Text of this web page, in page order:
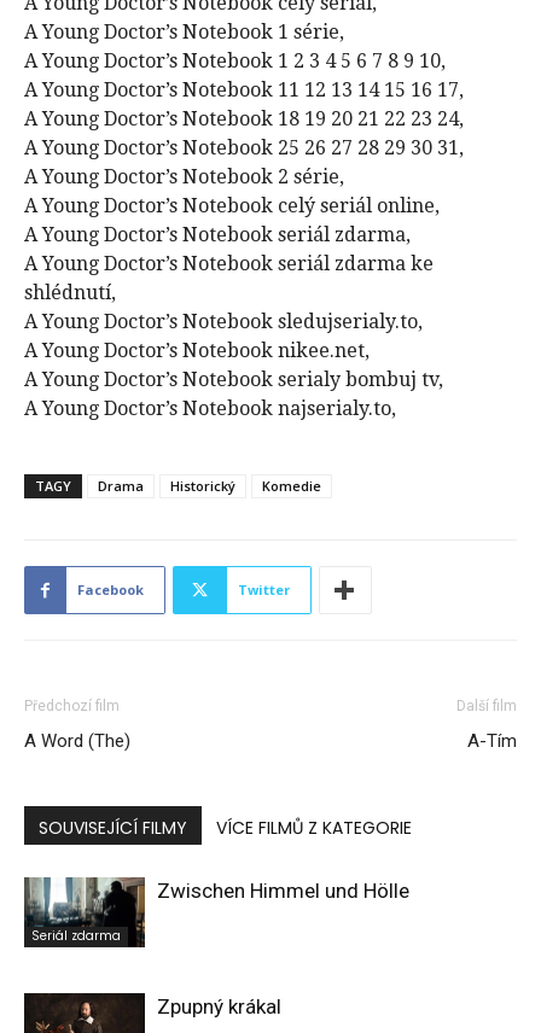
A Young Doctor’s Notebook 1 série,
A Young Doctor’s Notebook 1 2 3 4 5 6 7 8 9 10,
A Young Doctor’s Notebook 11 12 13 14 15 16 17,
A Young Doctor’s Notebook 18 19 20 21 22 23 24,
A Young Doctor’s Notebook 25 26 27 28 29 30 31,
A Young Doctor’s Notebook 2 série,
A Young Doctor’s Notebook celý seriál online,
A Young Doctor’s Notebook seriál zdarma,
A Young Doctor’s Notebook seriál zdarma ke
shlédnutí,
A Young Doctor’s Notebook sledujserialy.to,
A Young Doctor’s Notebook nikee.net,
A Young Doctor’s Notebook serialy bombuj tv,
A Young Doctor’s Notebook najserialy.to,
TAGY Drama Historický Komedie
Facebook Twitter
Předchozí film
A Word (The)
Další film
A-Tím
SOUVISEJÍCÍ FILMY VÍCE FILMŮ Z KATEGORIE
Seriál zdarma
Zwischen Himmel und Hölle
Zpupný krákal